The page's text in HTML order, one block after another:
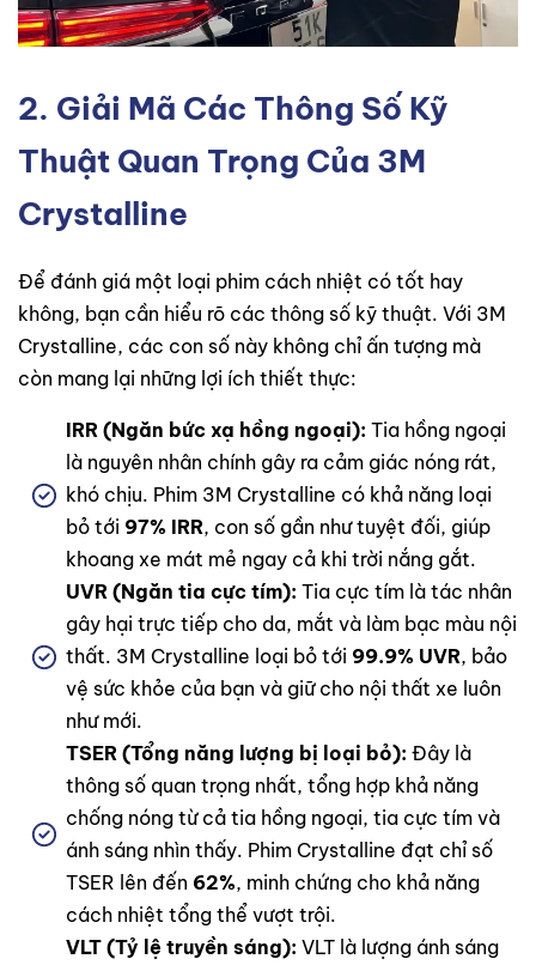
2. Giải Mã Các Thông Số Kỹ
Thuật Quan Trọng Của 3M
Crystalline
Để đánh giá một loại phim cách nhiệt có tốt hay
không, bạn cần hiểu rõ các thông số kỹ thuật. Với 3M
Crystalline, các con số này không chỉ ấn tượng mà
còn mang lại những lợi ích thiết thực:
IRR (Ngăn bức xạ hồng ngoại): Tia hồng ngoại
là nguyên nhân chính gây ra cảm giác nóng rát,
khó chịu. Phim 3M Crystalline có khả năng loại
bỏ tới 97% IRR, con số gần như tuyệt đối, giúp
khoang xe mát mẻ ngay cả khi trời nắng gắt.
UVR (Ngăn tia cực tím): Tia cực tím là tác nhân
gây hại trực tiếp cho da, mắt và làm bạc màu nội
thất. 3M Crystalline loại bỏ tới 99.9% UVR, bảo
vệ sức khỏe của bạn và giữ cho nội thất xe luôn
như mới.
TSER (Tổng năng lượng bị loại bỏ): Đây là
thông số quan trọng nhất, tổng hợp khả năng
chống nóng từ cả tia hồng ngoại, tia cực tím và
ánh sáng nhìn thấy. Phim Crystalline đạt chỉ số
TSER lên đến 62%, minh chứng cho khả năng
cách nhiệt tổng thể vượt trội.
VLT (Tỷ lệ truyền sáng): VLT là lượng ánh sáng